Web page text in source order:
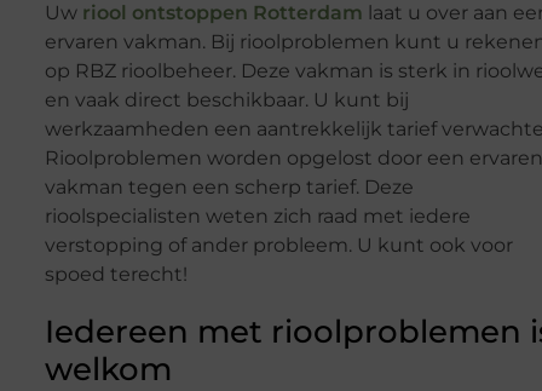
Uw riool ontstoppen Rotterdam laat u over aan
ervaren vakman. Bij rioolproblemen kunt u
op RBZ rioolbeheer. Deze vakman is sterk in
en vaak direct beschikbaar. U kunt bij
werkzaamheden een aantrekkelijk tarief
Rioolproblemen worden opgelost door een ervaren
vakman tegen een scherp tarief. Deze
rioolspecialisten weten zich raad met iedere
verstopping of ander probleem. U kunt ook voor
spoed terecht!
Iedereen met rioolproblemen
welkom